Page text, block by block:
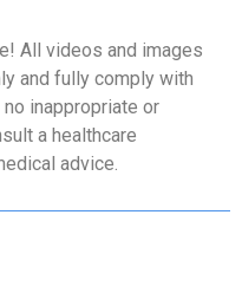
All videos and images
and fully comply with
no inappropriate or
a healthcare
advice.